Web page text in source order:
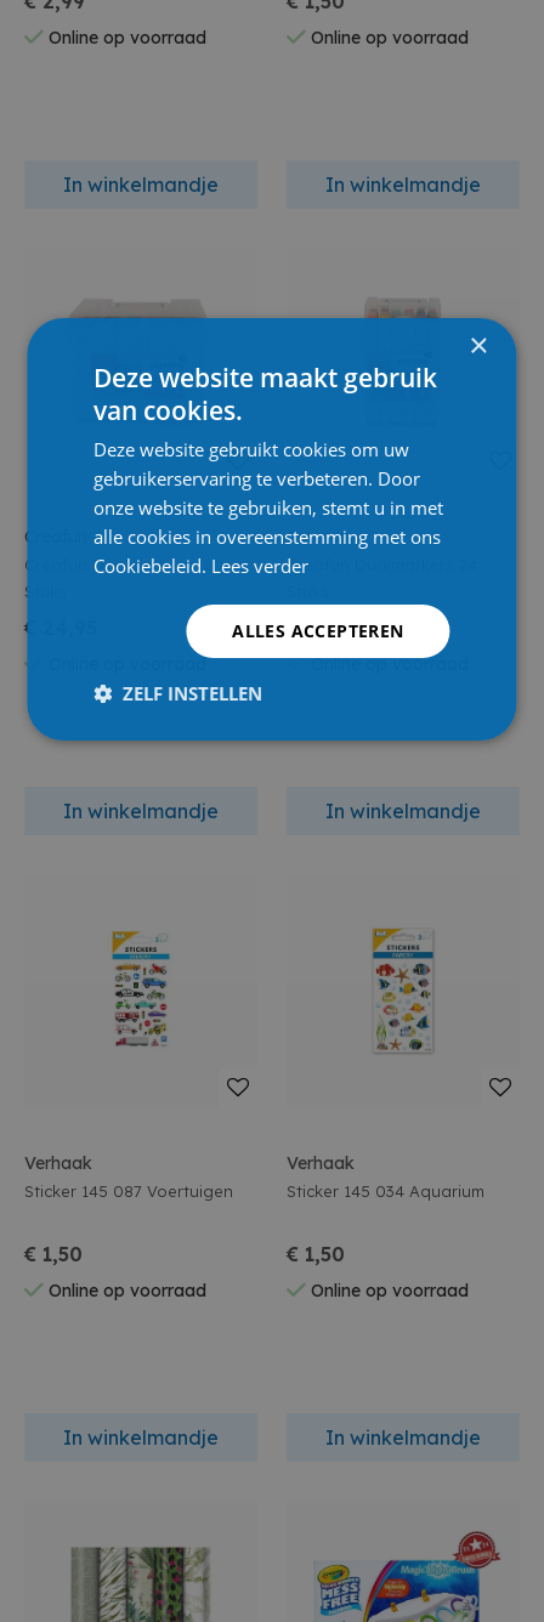
Online op voorraad
In winkelmandje
Online op voorraad
In winkelmandje
Creafun
Creafun Dualmarkers 120
Stuks
€ 24,95
Online op voorraad
In winkelmandje
Creafun
Creafun Dualmarkers 24
€ 5,99
Online op voorraad
In winkelmandje
Verhaak
Sticker 145 087 Voertuigen
€ 1,50
Online op voorraad
In winkelmandje
Verhaak
Sticker 145 034 Aquarium
€ 1,50
Online op voorraad
In winkelmandje
×
Deze website maakt gebruik
van cookies.
Deze website gebruikt cookies om uw
gebruikerservaring te verbeteren. Door
onze website te gebruiken, stemt u in met
alle cookies in overeenstemming met ons
Cookiebeleid. Lees verder
ALLES ACCEPTEREN
ZELF INSTELLEN